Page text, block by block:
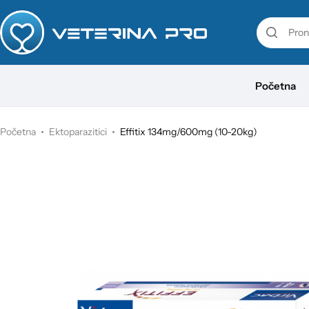
Početna
Početna Ektoparazitici Effitix 134mg/600mg (10-20kg)
VetaPro
Veterinarstvo